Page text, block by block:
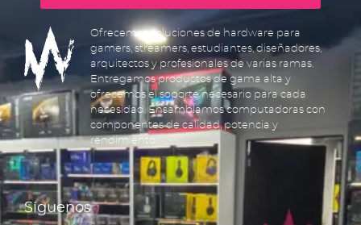
Ofrecemos soluciones de hardware para
gamers, streamers, estudiantes, diseñadores,
arquitectos y profesionales de varias ramas.
Entregamos productos de gama alta y
ofrecemos el soporte necesario para cada
necesidad. Ensamblamos computadoras con
componentes de calidad, potencia y
rendimiento.
Síguenos